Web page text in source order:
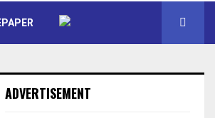
ADVERTISEMENT